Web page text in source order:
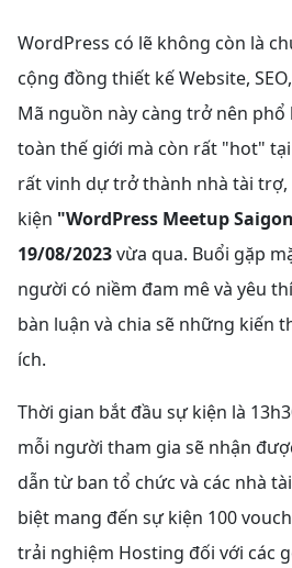
WordPress có lẽ không còn là
cộng đồng thiết kế Website,
Mã nguồn này càng trở nên
toàn thế giới mà còn rất "hot" tại
rất vinh dự trở thành nhà tài
kiện "WordPress Meetup
19/08/2023vừa qua. Buổi gặp
người có niềm đam mê và yêu
bàn luận và chia sẽ những kiến
ích.
Thời gian bắt đầu sự kiện là
mỗi người tham gia sẽ nhận
dẫn từ ban tổ chức và các nhà
biệt mang đến sự kiện 100
trải nghiệm Hosting đối với các